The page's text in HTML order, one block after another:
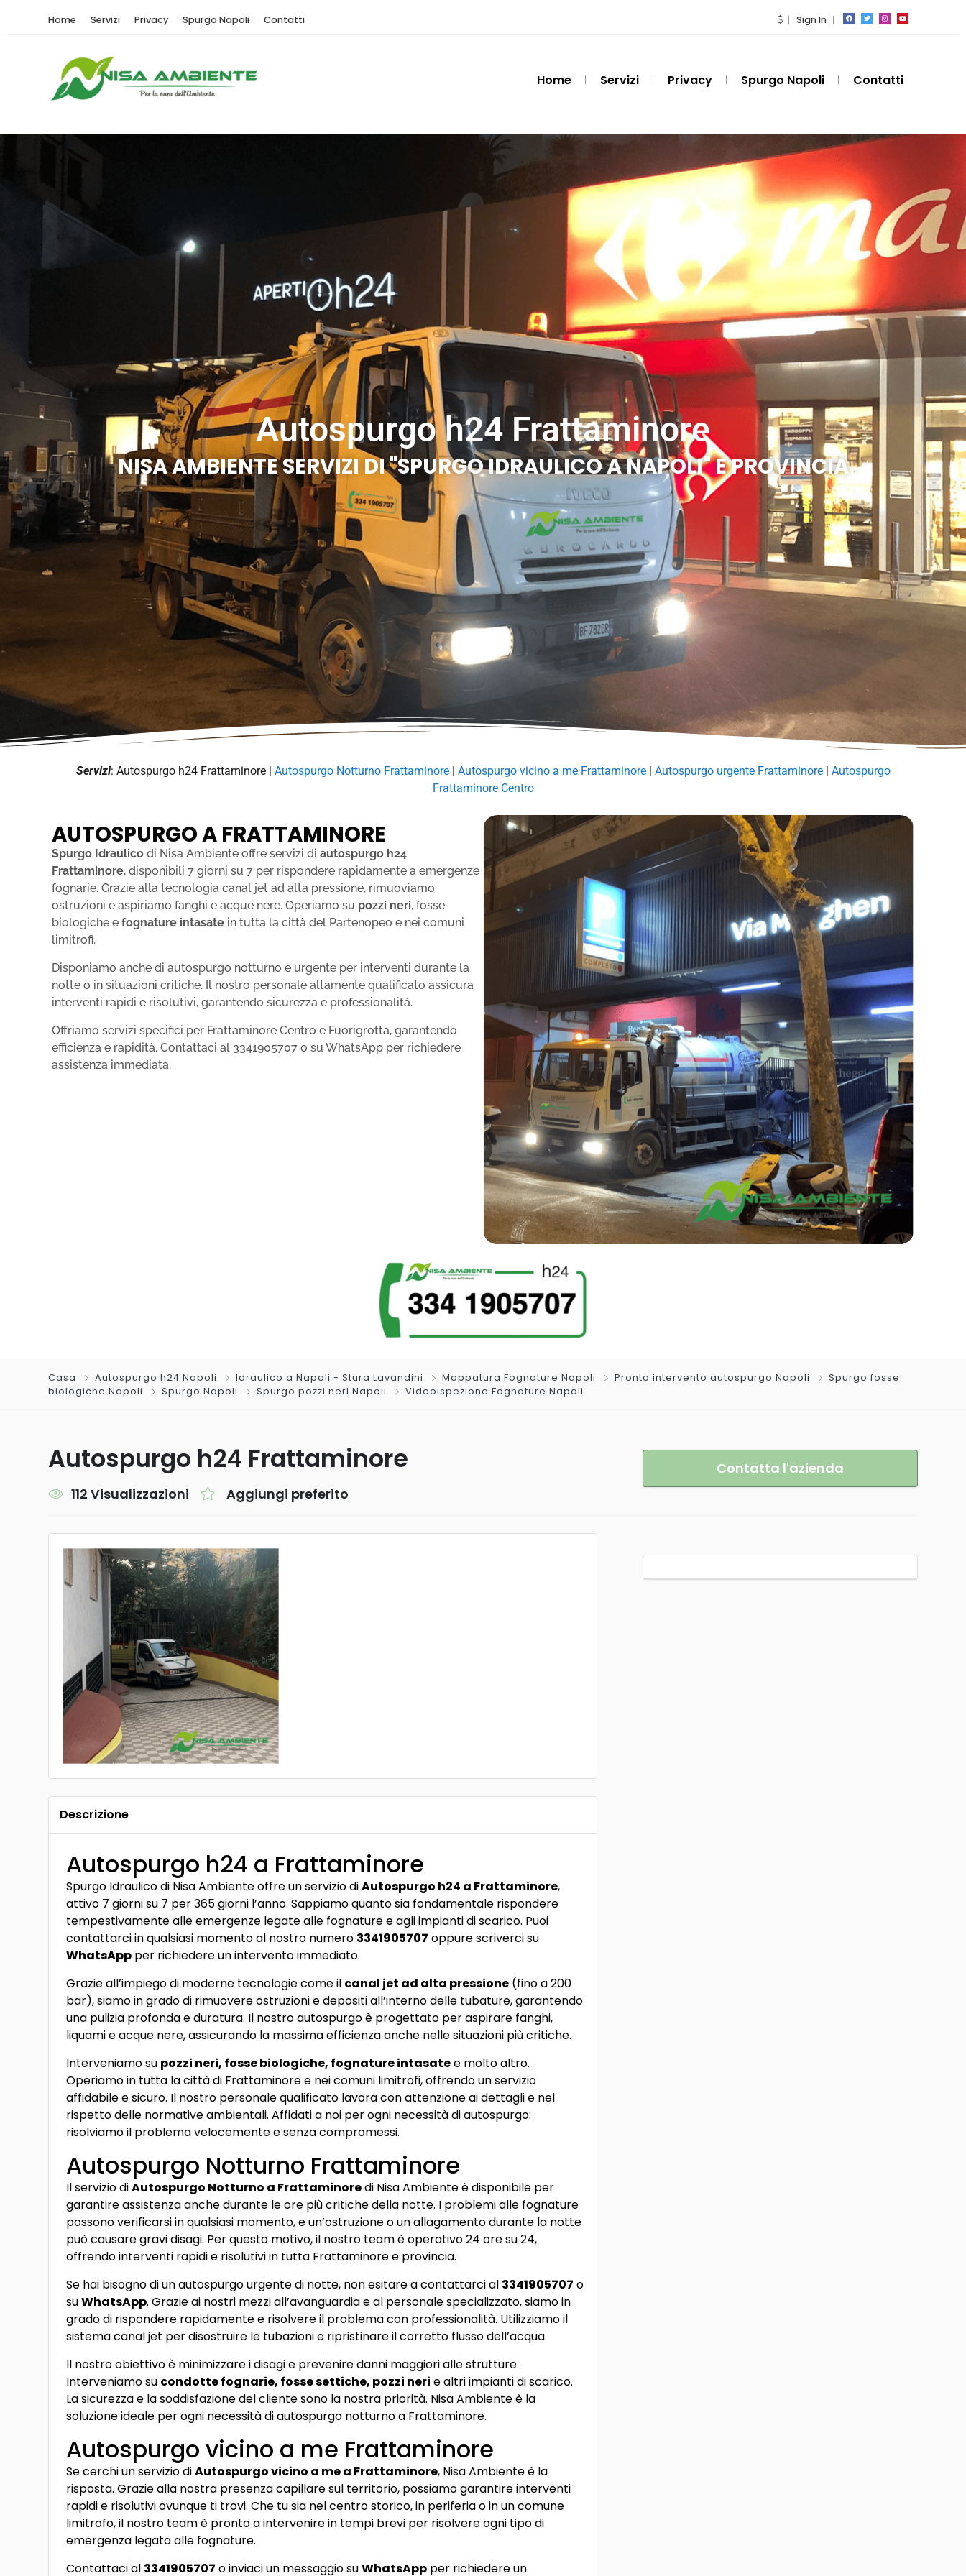
Home Servizi Privacy Spurgo Napoli Contatti Sign In
Home Servizi Privacy Spurgo Napoli Contatti
Autospurgo h24 Frattaminore
NISA AMBIENTE SERVIZI DI "SPURGO IDRAULICO A NAPOLI" E PROVINCIA
Servizi: Autospurgo h24 Frattaminore | Autospurgo Notturno Frattaminore| Autospurgo vicino a me Frattaminore| Autospurgo urgente Frattaminore| Autospurgo
Frattaminore Centro
AUTOSPURGO A FRATTAMINORE
Spurgo Idraulico di Nisa Ambiente offre servizi di autospurgo h24
Frattaminore, disponibili 7 giorni su 7 per rispondere rapidamente a emergenze
fognarie. Grazie alla tecnologia canal jet ad alta pressione, rimuoviamo
ostruzioni e aspiriamo fanghi e acque nere. Operiamo su pozzi neri, fosse
biologiche e fognature intasate in tutta la città del Partenopeo e nei comuni
limitrofi.
Disponiamo anche di autospurgo notturno e urgente per interventi durante la
notte o in situazioni critiche. Il nostro personale altamente qualificato assicura
interventi rapidi e risolutivi, garantendo sicurezza e professionalità.
Offriamo servizi specifici per Frattaminore Centro e Fuorigrotta, garantendo
efficienza e rapidità. Contattaci al 3341905707 o su WhatsApp per richiedere
assistenza immediata.
Casa Autospurgo h24 Napoli Idraulico a Napoli - Stura Lavandini Mappatura Fognature Napoli Pronto intervento autospurgo Napoli
Spurgo fosse
biologiche Napoli
Spurgo Napoli Spurgo pozzi neri Napoli Videoispezione Fognature Napoli
Autospurgo h24 Frattaminore
112 Visualizzazioni Aggiungi preferito
Contatta l'azienda
Descrizione
Autospurgo h24 a Frattaminore
Spurgo Idraulico di Nisa Ambiente offre un servizio diAutospurgo h24 a Frattaminore,
attivo 7 giorni su 7 per 365 giorni l’anno. Sappiamo quanto sia fondamentale rispondere
tempestivamente alle emergenze legate alle fognature e agli impianti di scarico. Puoi
contattarci in qualsiasi momento al nostro numero 3341905707 oppure scriverci su
WhatsApp per richiedere un intervento immediato.
Grazie all’impiego di moderne tecnologie come il canal jet ad alta pressione (fino a 200
bar), siamo in grado di rimuovere ostruzioni e depositi all’interno delle tubature, garantendo
una pulizia profonda e duratura. Il nostro autospurgo è progettato per aspirare fanghi,
liquami e acque nere, assicurando la massima efficienza anche nelle situazioni più critiche.
Interveniamo su pozzi neri, fosse biologiche, fognature intasatee molto altro.
Operiamo in tutta la città di Frattaminore e nei comuni limitrofi, offrendo un servizio
affidabile e sicuro. Il nostro personale qualificato lavora con attenzione ai dettagli e nel
rispetto delle normative ambientali. Affidati a noi per ogni necessità di autospurgo:
risolviamo il problema velocemente e senza compromessi.
Autospurgo Notturno Frattaminore
Il servizio diAutospurgo Notturno a Frattaminoredi Nisa Ambiente è disponibile per
garantire assistenza anche durante le ore più critiche della notte. I problemi alle fognature
possono verificarsi in qualsiasi momento, e un’ostruzione o un allagamento durante la notte
può causare gravi disagi. Per questo motivo, il nostro team è operativo 24 ore su 24,
offrendo interventi rapidi e risolutivi in tutta Frattaminore e provincia.
Se hai bisogno di un autospurgo urgente di notte, non esitare a contattarci al 3341905707 o
suWhatsApp. Grazie ai nostri mezzi all’avanguardia e al personale specializzato, siamo in
grado di rispondere rapidamente e risolvere il problema con professionalità. Utilizziamo il
sistema canal jet per disostruire le tubazioni e ripristinare il corretto flusso dell’acqua.
Il nostro obiettivo è minimizzare i disagi e prevenire danni maggiori alle strutture.
Interveniamo su condotte fognarie, fosse settiche, pozzi neri e altri impianti di scarico.
La sicurezza e la soddisfazione del cliente sono la nostra priorità. Nisa Ambiente è la
soluzione ideale per ogni necessità di autospurgo notturno a Frattaminore.
Autospurgo vicino a me Frattaminore
Se cerchi un servizio diAutospurgo vicino a me a Frattaminore, Nisa Ambiente è la
risposta. Grazie alla nostra presenza capillare sul territorio, possiamo garantire interventi
rapidi e risolutivi ovunque ti trovi. Che tu sia nel centro storico, in periferia o in un comune
limitrofo, il nostro team è pronto a intervenire in tempi brevi per risolvere ogni tipo di
emergenza legata alle fognature.
Contattaci al 3341905707 o inviaci un messaggio suWhatsApp per richiedere un